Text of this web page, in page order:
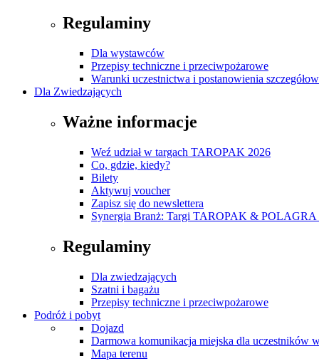
Regulaminy
Dla wystawców
Przepisy techniczne i przeciwpożarowe
Warunki uczestnictwa i postanowienia
Dla Zwiedzających
Ważne informacje
Weź udział w targach TAROPAK 2026
Co, gdzie, kiedy?
Bilety
Aktywuj voucher
Zapisz się do newslettera
Synergia Branż: Targi TAROPAK & POLAGRA
Regulaminy
Dla zwiedzających
Szatni i bagażu
Przepisy techniczne i przeciwpożarowe
Podróż i pobyt
Dojazd
Darmowa komunikacja miejska dla uczestników
Mapa terenu